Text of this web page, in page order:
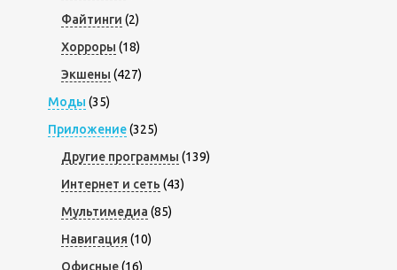
Файтинги (2)
Хорроры (18)
Экшены (427)
Моды (35)
Приложение(325)
Другие программы (139)
Интернет и сеть (43)
Мультимедиа (85)
Навигация (10)
Офисные(16)